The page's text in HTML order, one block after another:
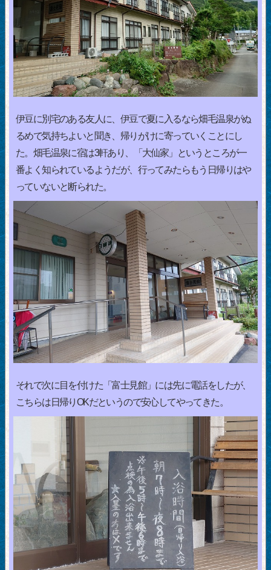
伊豆に別宅のある友人に、伊豆で夏に入るなら畑毛温泉がぬ
るめで気持ちよいと聞き、帰りがけに寄っていくことにし
た。畑毛温泉に宿は3軒あり、「大仙家」というところが一
番よく知られているようだが、行ってみたらもう日帰りはや
っていないと断られた。
それで次に目を付けた「富士見館」には先に電話をしたが、
こちらは日帰りOKだというので安心してやってきた。